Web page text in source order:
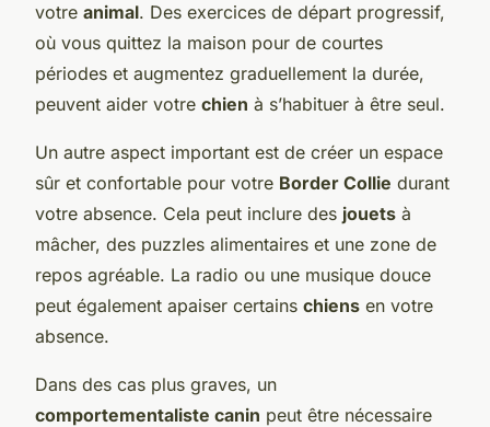
votre animal. Des exercices de départ progressif,
où vous quittez la maison pour de courtes
périodes et augmentez graduellement la durée,
peuvent aider votre chien à s’habituer à être seul.
Un autre aspect important est de créer un espace
sûr et confortable pour votre Border Collie durant
votre absence. Cela peut inclure des jouets à
mâcher, des puzzles alimentaires et une zone de
repos agréable. La radio ou une musique douce
peut également apaiser certains chiens en votre
absence.
Dans des cas plus graves, un
comportementaliste canin peut être nécessaire